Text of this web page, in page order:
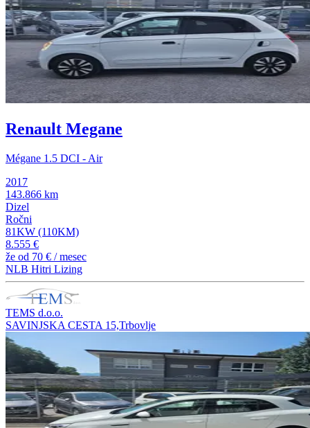
Renault Megane
Mégane 1.5 DCI - Air
2017
143.866 km
Dizel
Ročni
81KW (110KM)
8.555 €
že od 70 € / mesec
NLB Hitri Lizing
TEMS d.o.o.
SAVINJSKA CESTA 15,Trbovlje